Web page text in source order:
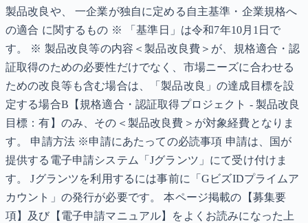
製品改良や、 一企業が独自に定める自主基準・企業規格へ
の適合 に関するもの ※ 「基準日」は令和7年10月1日で
す。 ※ 製品改良等の内容＜製品改良費＞が、規格適合・認
証取得のための必要性だけでなく、市場ニーズに合わせる
ための改良等も含む場合は、「製品改良」の達成目標を設
定する場合B【規格適合・認証取得プロジェクト - 製品改良
目標：有】のみ、その＜製品改良費＞が対象経費となりま
す。 申請方法 ※申請にあたっての必読事項 申請は、国が
提供する電子申請システム「Jグランツ」にて受け付けま
す。 Jグランツを利用するには事前に「GビズIDプライムア
カウント」の発行が必要です。 本ページ掲載の【募集要
項】及び【電子申請マニュアル】をよくお読みになった上